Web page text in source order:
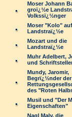
Moser Johann
groï¿½e
Volkssï¿½nger
Moser "Kolo"
Landstraï¿½e
Mozart und die
Landstraï¿½e
Muhr Adelbert,
und
Mundy, Jaromir,
Begrï¿½nder der
des "Roten
Musil und "Der
Eigenschaften"
Nagl Maly, die